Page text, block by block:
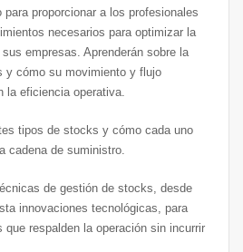
proporcionar a los profesionales
necesarios para optimizar la
empresas. Aprenderán sobre la
y cómo su movimiento y flujo
la eficiencia operativa.
tipos de stocks y cómo cada uno
cadena de suministro.
de gestión de stocks, desde
innovaciones tecnológicas, para
que respalden la operación sin incurrir